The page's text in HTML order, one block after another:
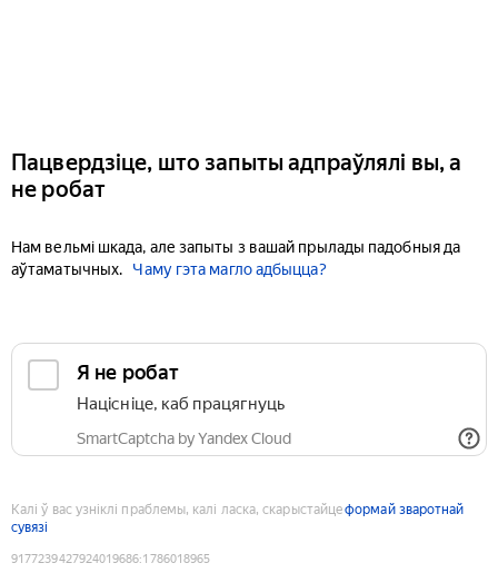
Пацвердзіце, што запыты адпраўлялі вы, а
не робат
Нам вельмі шкада, але запыты з вашай прылады падобныя да
аўтаматычных.
Чаму гэта магло адбыцца?
Я не робат
Націсніце, каб працягнуць
SmartCaptcha by Yandex Cloud
Калі ў вас узніклі праблемы, калі ласка, скарыстайцеформай зваротнай
сувязі
9177239427924019686:1786018965